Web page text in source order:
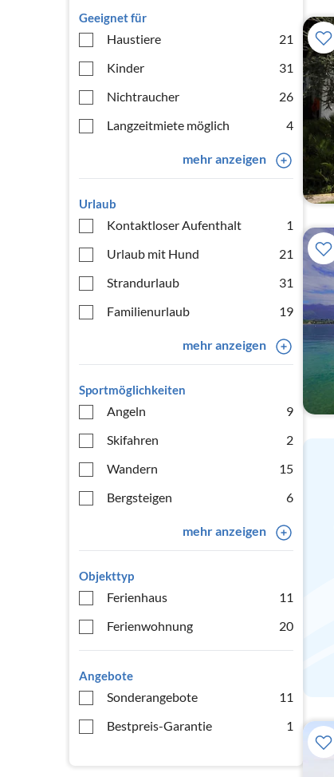
Geeignet für
Haustiere
21
Kinder
31
Nichtraucher
26
Langzeitmiete möglich
4
mehr anzeigen
Urlaub
Kontaktloser Aufenthalt
1
Urlaub mit Hund
21
Strandurlaub
31
Familienurlaub
19
mehr anzeigen
Sportmöglichkeiten
Angeln
9
Skifahren
2
Wandern
15
Bergsteigen
6
mehr anzeigen
Objekttyp
Ferienhaus
11
Ferienwohnung
20
Angebote
Sonderangebote
11
Bestpreis-Garantie
1